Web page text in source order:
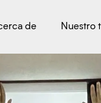
de Nuestro